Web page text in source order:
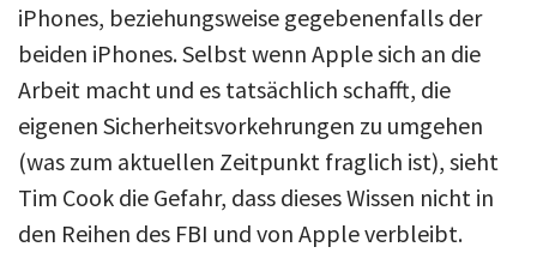
iPhones, beziehungsweise gegebenenfalls der
beiden iPhones. Selbst wenn Apple sich an die
Arbeit macht und es tatsächlich schafft, die
eigenen Sicherheitsvorkehrungen zu umgehen
(was zum aktuellen Zeitpunkt fraglich ist), sieht
Tim Cook die Gefahr, dass dieses Wissen nicht in
den Reihen des FBI und von Apple verbleibt.